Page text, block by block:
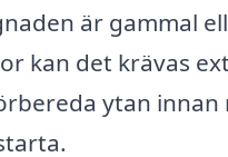
är gammal
kan det krävas
ytan innan